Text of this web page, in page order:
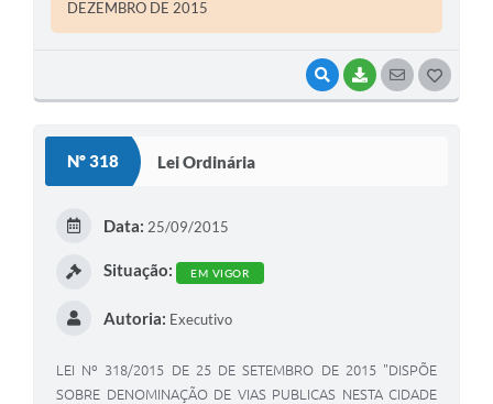
VISUALIZAR
BAIXARSEGUIR
Coronel Macedo , aprovou e ele sanciona e promulga a
seguinte Lei:
DEZEMBRO DE 2015
Nº 318 Lei Ordinária
Data: 25/09/2015
Situação: EM VIGOR
Autoria: Executivo
LEI Nº 318/2015 DE 25 DE SETEMBRO DE 2015 "DISPÕE
SOBRE DENOMINAÇÃO DE VIAS PUBLICAS NESTA CIDADE